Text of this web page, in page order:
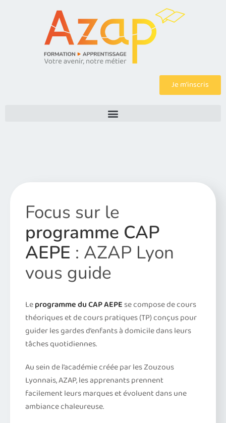
Je m’inscris
Focus sur le
programme CAP
AEPE : AZAP Lyon
vous guide
Leprogramme du CAP AEPE se compose de cours
théoriques et de cours pratiques (TP) conçus pour
guider les gardes d’enfants à domicile dans leurs
tâches quotidiennes.
Au sein de l’académie créée par les Zouzous
Lyonnais, AZAP, les apprenants prennent
facilement leurs marques et évoluent dans une
ambiance chaleureuse.